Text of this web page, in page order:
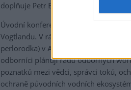
doplňuje Petr Blabolil.
Úvodní konference projektu se
Vogtlandu. V rámci této akce se
perlorodka) v Adorfu a do chovné
odborníci plánují řadu odborných
poznatků mezi vědci, správci toků,
ochraně původních vodních